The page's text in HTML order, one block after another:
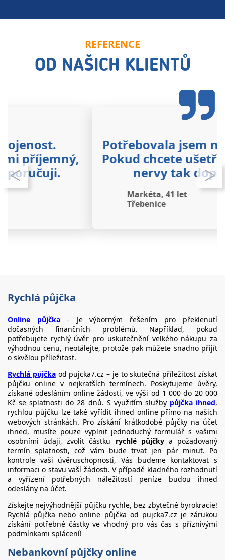
REFERENCE
OD NAŠICH KLIENTŮ
Potřebovala jsem nutně peníze.
Pokud chcete ušetřit čas a svoje
nervy tak doporučuji.
Rychlá půjčka
Online půjčka- Je výborným řešením pro překlenutí
dočasných finančních problémů. Například, pokud
potřebujete rychlý úvěr pro uskutečnění velkého nákupu za
výhodnou cenu, neotálejte, protože pak můžete snadno přijít
o skvělou příležitost.
Rychlá půjčkaod pujcka7.cz – je to skutečná příležitost získat
půjčku online v nejkratších termínech. Poskytujeme úvěry,
získané odesláním online žádosti, ve výši od 1 000 do 20 000
Kč se splatnosti do 28 dnů. S využitím služby půjčka ihned,
rychlou půjčku lze také vyřídit ihned online přímo na našich
webových stránkách. Pro získání krátkodobé půjčky na účet
ihned, musíte pouze vyplnit jednoduchý formulář s vašimi
osobními údaji, zvolit částku rychlé půjčkya požadovaný
termín splatnosti, což vám bude trvat jen pár minut. Po
kontrole vaši úvěruschopnosti, Vás budeme kontaktovat s
informaci o stavu vaší žádosti. V případě kladného rozhodnutí
a vyřízení potřebných náležitostí peníze budou ihned
odeslány na účet.
Získejte nejvýhodnější půjčku rychle, bez zbytečné byrokracie!
Rychlá půjčka nebo online půjčka od pujcka7.cz je zárukou
získání potřebné částky ve vhodný pro vás čas s příznivými
podmínkami splácení!
Nebankovní půjčky online